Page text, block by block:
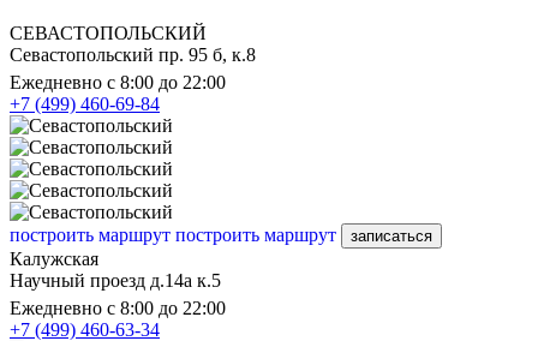
СЕВАСТОПОЛЬСКИЙ
Севастопольский пр. 95 б, к.8
Ежедневно с 8:00 до 22:00
+7 (499) 460-69-84
построить маршрут построить маршрут записаться
Калужская
Научный проезд д.14а к.5
Ежедневно с 8:00 до 22:00
+7 (499) 460-63-34